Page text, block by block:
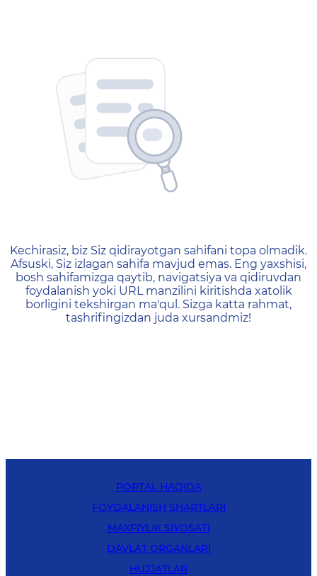
404 — Страница не
Kechirasiz, biz Siz qidirayotgan sahifani topa olmadik.
Afsuski, Siz izlagan sahifa mavjud emas. Eng yaxshisi,
bosh sahifamizga qaytib, navigatsiya va qidiruvdan
foydalanish yoki URL manzilini kiritishda xatolik
borligini tekshirgan ma'qul. Sizga katta rahmat,
tashrifingizdan juda xursandmiz!
PORTAL HAQIDA
FOYDALANISH SHARTLARI
MAXFIYLIK SIYOSATI
DAVLAT ORGANLARI
HUJJATLAR